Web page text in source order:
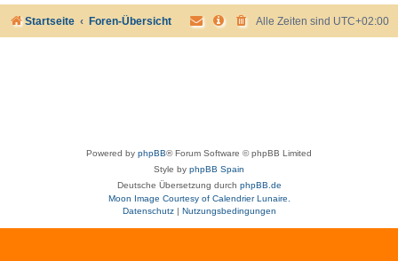
Startseite Foren-Übersicht Alle Zeiten sind UTC+02:00
Powered by phpBB® Forum Software © phpBB Limited
Style by phpBB Spain
Deutsche Übersetzung durch phpBB.de
Moon Image Courtesy of Calendrier Lunaire.
Datenschutz| Nutzungsbedingungen